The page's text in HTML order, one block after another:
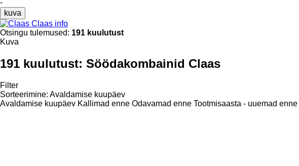
-
kuva
Claas info
Otsingu tulemused: 191 kuulutust
Kuva
191 kuulutust: Söödakombainid Claas
Filter
Sorteerimine: Avaldamise kuupäev
Avaldamise kuupäev Kallimad enne Odavamad enne Tootmisaasta - uuemad enne